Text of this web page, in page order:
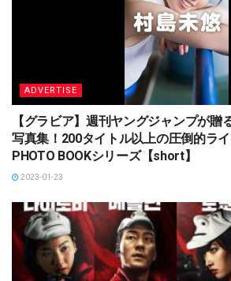
ADVERTISE
【グラビア】週刊ヤングジャンプが贈
写真集！200タイトル以上の圧倒的ラ
PHOTO BOOKシリーズ【short】
2023-01-23